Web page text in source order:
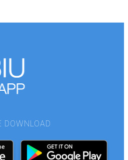
DOWNLOAD